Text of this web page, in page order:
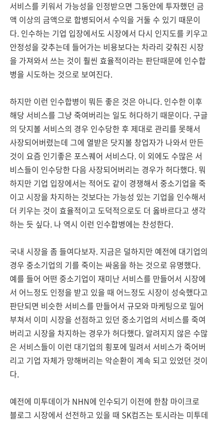
서비스를 키워서 가능성을 인정받으면 그동안에 투자했던 금
액 이상의 금액으로 합병되어서 수익을 거둘 수 있기 때문이
다. 인수하는 기업 입장에서도 시장에서 다시 인지도를 키우고
안정성을 갖추는데 들어가는 비용보다는 차라리 갖춰진 시장
을 가져와서 쓰는 것이 훨씬 효율적이라는 판단때문에 인수합
병을 시도하는 것으로 보여진다.
하지만 이런 인수합병이 뭐든 좋은 것은 아니다. 인수한 이후
해당 서비스를 그냥 죽여버리는 일도 허다하기 때문이다. 구글
의 닷지볼 서비스의 경우 인수당한 후 제대로 관리를 못해서
사장되어버렸는데 그에 열받은 닷지볼 창업자가 나와서 만든
것이 요즘 인기좋은 포스퀘어 서비스다. 이 외에도 수많은 서
비스들이 인수당한 다음 사장되어버리는 경우가 허다했다. 뭐
하지만 기업 입장에서는 적어도 같이 경쟁해서 중소기업을 죽
이고 시장을 차지하는 것보다는 가능성 있는 기업을 인수해서
더 키우는 것이 효율적이고 도덕적으로도 더 옳바르다고 생각
하는 듯 싶다. 나 역시 이런 인수합병에는 찬성한다.
국내 시장을 좀 들여다보자. 지금은 덜하지만 예전에 대기업의
경우 중소기업의 기를 죽이는 싸움을 하는 것으로 유명했다.
예를 들어 어떤 중소기업이 재미난 서비스를 만들어서 시장에
서 어느정도 인정을 받고 있을 때 어느정도 시장이 성숙했다고
판단되면 비슷한 서비스를 만들어서 규모와 마케팅으로 밀어
부쳐서 이미 시장을 선점하고 있던 중소기업의 서비스를 죽여
버리고 시장을 차지하는 경우가 허다했다. 알려지지 않은 수많
은 서비스들이 이런 대기업의 횡포에 밀려서 서비스가 죽어버
리고 기업 자체가 망해버리는 악순환이 계속 되고 있었던 것이
다.
예전에 미투데이가 NHN에 인수되기 이전에 한참 마이크로
블로그 시장에서 선전하고 있을 때 SK컴즈는 토시라는 미투데